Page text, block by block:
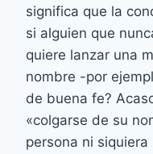
significa que la
si alguien que
quiere lanzar una
nombre -por
de buena fe?
«colgarse de su
persona ni